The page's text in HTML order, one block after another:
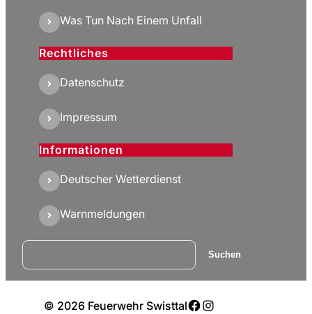
Was Tun Nach Einem Unfall
Rechtliches
Datenschutz
Impressum
Informationen
Deutscher Wetterdienst
Warnmeldungen
Suchen Suchen
© 2026 Feuerwehr SwisttalFacebook
Instagram